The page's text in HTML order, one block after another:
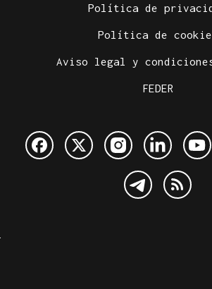
Política de
Política de
Aviso legal y
FEDER